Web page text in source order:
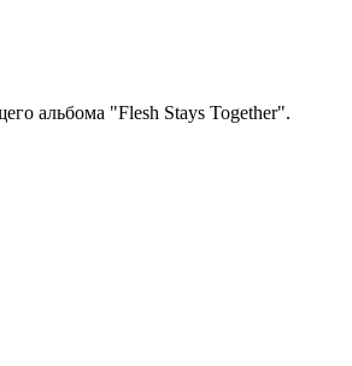
альбома "Flesh Stays Together".